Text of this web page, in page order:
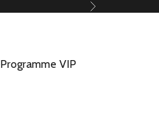
Suivant
Programme VIP